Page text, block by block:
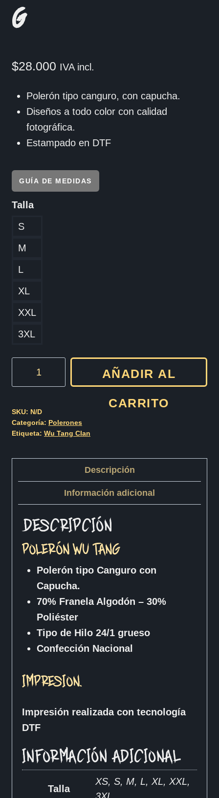
G
$28.000 IVA incl.
Polerón tipo canguro, con capucha.
Diseños a todo color con calidad
fotográfica.
Estampado en DTF
GUÍA DE MEDIDAS
Talla
S
M
L
XL
XXL
3XL
Ya
Neck
cantidad
AÑADIR AL
CARRITO
SKU: N/D
Categoría: Polerones
Etiqueta: Wu Tang Clan
Descripción
Información adicional
DESCRIPCIÓN
POLERÓN WU TANG
Polerón tipo Canguro con
Capucha.
70% Franela Algodón – 30%
Poliéster
Tipo de Hilo 24/1 grueso
Confección Nacional
IMPRESION.
Impresión realizada con tecnología
DTF
INFORMACIÓN ADICIONAL
Talla
XS, S, M, L, XL, XXL,